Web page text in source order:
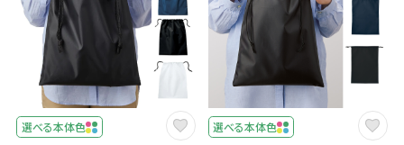
選べる本体色
選べる本体色